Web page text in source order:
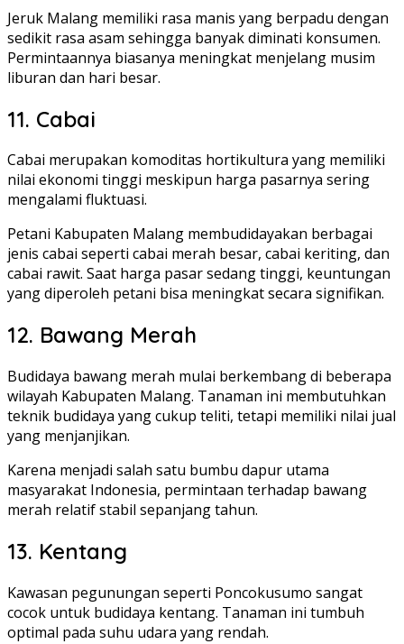
Jeruk Malang memiliki rasa manis yang berpadu dengan
sedikit rasa asam sehingga banyak diminati konsumen.
Permintaannya biasanya meningkat menjelang musim
liburan dan hari besar.
11. Cabai
Cabai merupakan komoditas hortikultura yang memiliki
nilai ekonomi tinggi meskipun harga pasarnya sering
mengalami fluktuasi.
Petani Kabupaten Malang membudidayakan berbagai
jenis cabai seperti cabai merah besar, cabai keriting, dan
cabai rawit. Saat harga pasar sedang tinggi, keuntungan
yang diperoleh petani bisa meningkat secara signifikan.
12. Bawang Merah
Budidaya bawang merah mulai berkembang di beberapa
wilayah Kabupaten Malang. Tanaman ini membutuhkan
teknik budidaya yang cukup teliti, tetapi memiliki nilai jual
yang menjanjikan.
Karena menjadi salah satu bumbu dapur utama
masyarakat Indonesia, permintaan terhadap bawang
merah relatif stabil sepanjang tahun.
13. Kentang
Kawasan pegunungan seperti Poncokusumo sangat
cocok untuk budidaya kentang. Tanaman ini tumbuh
optimal pada suhu udara yang rendah.